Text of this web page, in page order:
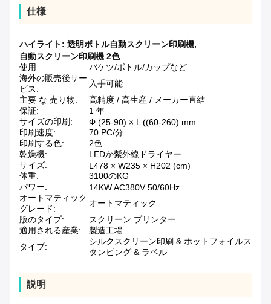
仕様
ハイライト: 透明ボトル自動スクリーン印刷機,
自動スクリーン印刷機 2色
使用:
バケツ/ボトル/カップなど
海外の販売後サー
ビス:
入手可能
主要 な 売り物:
高精度 / 高生産 / メーカー直結
保証:
1 年
サイズの印刷:
Φ (25-90) × L ((60-260) mm
印刷速度:
70 PC/分
印刷する色:
2色
乾燥機:
LEDか紫外線ドライヤー
サイズ:
L478 × W235 × H202 (cm)
体重:
3100のKG
パワー:
14KW AC380V 50/60Hz
オートマティック
グレード:
オートマティック
版のタイプ:
スクリーン プリンター
適用される産業:
製造工場
タイプ:
シルクスクリーン印刷 & ホットフォイルス
タンピング & ラベル
説明